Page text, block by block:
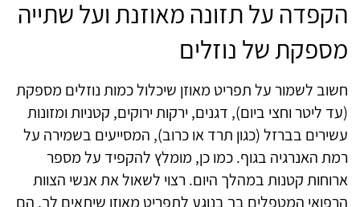
הקפדה על תזונה מאוזנת ועל שתייה
מספקת של נוזלים
חשוב לשמור על תפריט מאוזן שיכלול כמות נוזלים מספקת
(עד ליטר וחצי ביום), דגנים, ירקות ירוקים, קטניות ומזונות
עשירים בברזל (כגון תרד או כרוב), המסייעים בשמירה על
רמת האנרגיה בגוף. כמו כן, מומלץ להקפיד על מספר
ארוחות קטנות במהלך היום. רצוי לשאול את אנשי הצוות
הרפואי המטפלים בך בנוגע לתפריט מאוזן שיתאים לך. הם